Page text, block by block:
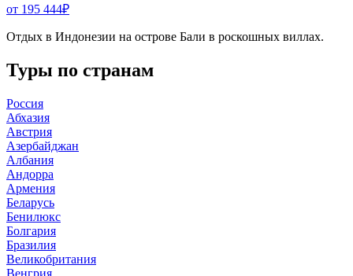
от 195 444₽
Отдых в Индонезии на острове Бали в роскошных виллах.
Туры по странам
Россия
Абхазия
Австрия
Азербайджан
Албания
Андорра
Армения
Беларусь
Бенилюкс
Болгария
Бразилия
Великобритания
Венгрия